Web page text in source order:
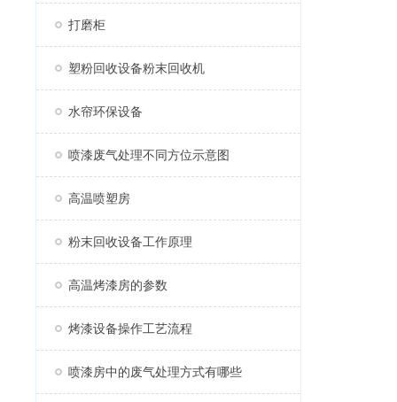
打磨柜
塑粉回收设备粉末回收机
水帘环保设备
喷漆废气处理不同方位示意图
高温喷塑房
粉末回收设备工作原理
高温烤漆房的参数
烤漆设备操作工艺流程
喷漆房中的废气处理方式有哪些